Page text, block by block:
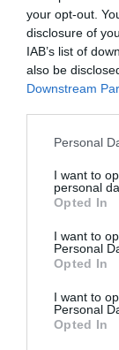
your opt-out.
disclosure of
IAB’s list of
also be
Downstream
Personal
I want to
personal
Opted In
I want to
Personal
Opted In
I want to
Personal
Opted In
Los
¿la saturación
Barcelona?